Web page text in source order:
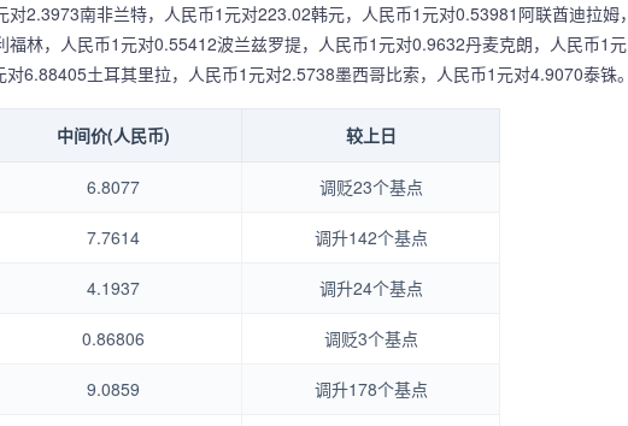
2.3973南非兰特，人民币1元对223.02韩元，人民币1元对0.53981阿联酋迪拉姆，
林，人民币1元对0.55412波兰兹罗提，人民币1元对0.9632丹麦克朗，人民币1元
6.88405土耳其里拉，人民币1元对2.5738墨西哥比索，人民币1元对4.9070泰铢。
中间价(人民币) 较上日
6.8077 调贬23个基点
7.7614 调升142个基点
4.1937 调升24个基点
0.86806 调贬3个基点
9.0859 调升178个基点